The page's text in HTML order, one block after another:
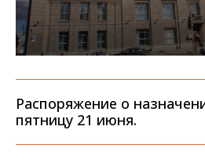
Распоряжение о
пятницу 21 июня.